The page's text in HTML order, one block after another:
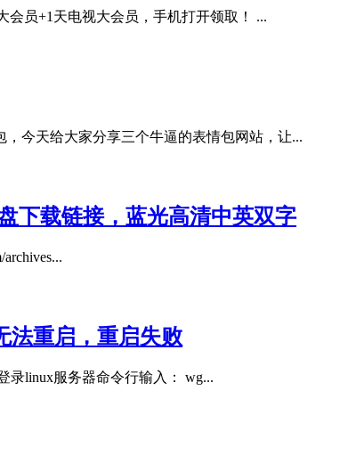
员+1天电视大会员，手机打开领取！ ...
今天给大家分享三个牛逼的表情包网站，让...
下载链接，蓝光高清中英双字
法重启，重启失败
录linux服务器命令行输入： wg...